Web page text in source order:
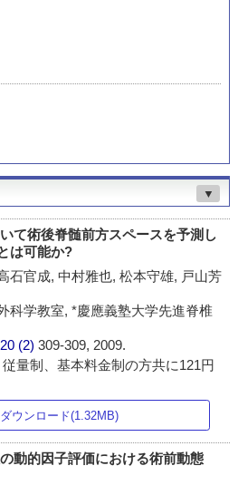
▼
て術後脊髄前方スペースを予測し
は可能か?
石官成, 中村雅也, 松本守雄, 戸山芳
科学教室, *慶應義塾大学先進脊椎
20 (2)309-309, 2009.
量制、基本料金制の方共に121円
ウンロード(1.32MB)
動的因子評価における術前動態